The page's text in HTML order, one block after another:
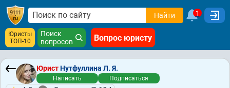
Найти 1
Юристы
ТОП-10
Поиск
вопросов
Вопрос юристу
ЮристНутфуллина Л. Я.
Написать Подписаться